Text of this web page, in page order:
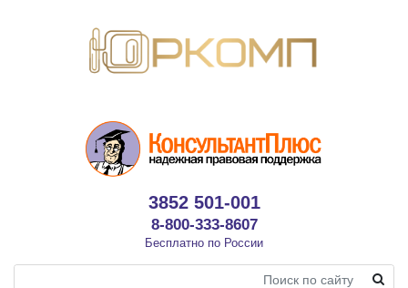
3852 501-001
8-800-333-8607
Бесплатно по России